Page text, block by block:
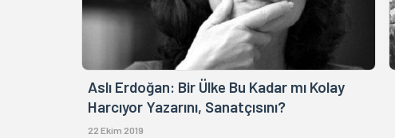
Aslı Erdoğan: Bir Ülke Bu Kadar mı Kolay
Harcıyor Yazarını, Sanatçısını?
22 Ekim 2019